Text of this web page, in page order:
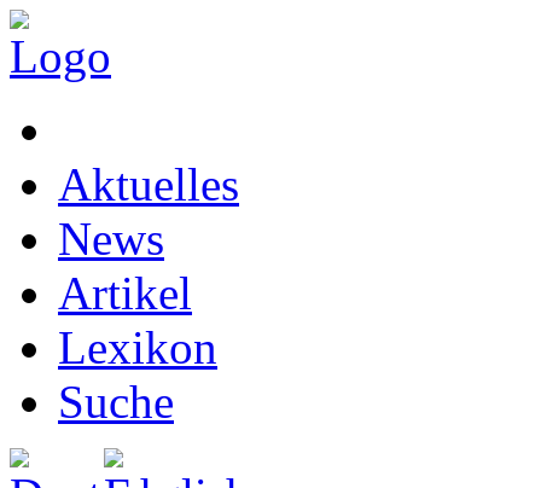
Aktuelles
News
Artikel
Lexikon
Suche